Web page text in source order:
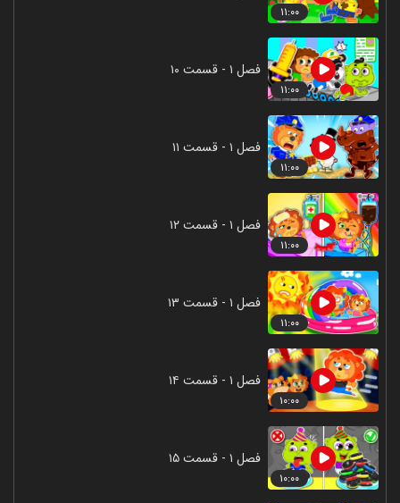
۱۱:۰۰
۱۱:۰۰
فصل ۱ - قسمت ۱۰
۱۱:۰۰
فصل ۱ - قسمت ۱۱
۱۱:۰۰
فصل ۱ - قسمت ۱۲
۱۱:۰۰
فصل ۱ - قسمت ۱۳
۱۰:۰۰
فصل ۱ - قسمت ۱۴
۱۰:۰۰
فصل ۱ - قسمت ۱۵